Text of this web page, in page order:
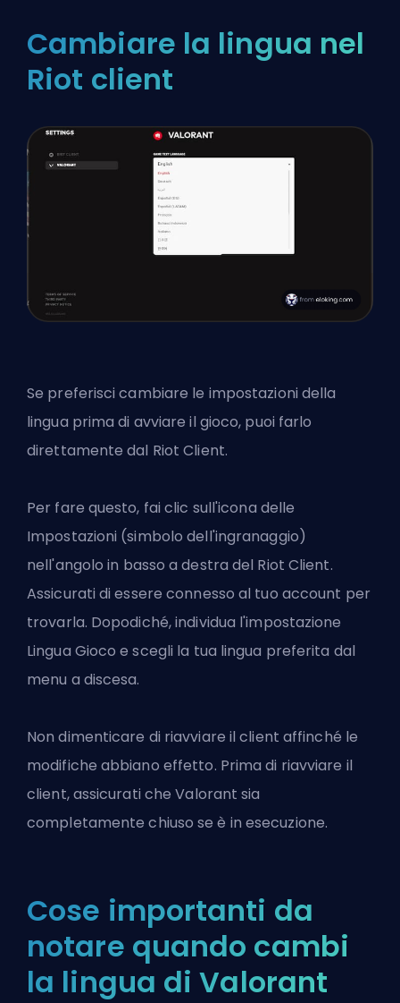
Cambiare la lingua nel
Riot client
Se preferisci cambiare le impostazioni della
lingua prima di avviare il gioco, puoi farlo
direttamente dal Riot Client.
Per fare questo, fai clic sull'icona delle
Impostazioni (simbolo dell'ingranaggio)
nell'angolo in basso a destra del Riot Client.
Assicurati di essere connesso al tuo account per
trovarla. Dopodiché, individua l'impostazione
Lingua Gioco e scegli la tua lingua preferita dal
menu a discesa.
Non dimenticare di riavviare il client affinché le
modifiche abbiano effetto. Prima di riavviare il
client, assicurati che Valorant sia
completamente chiuso se è in esecuzione.
Cose importanti da
notare quando cambi
la lingua di Valorant